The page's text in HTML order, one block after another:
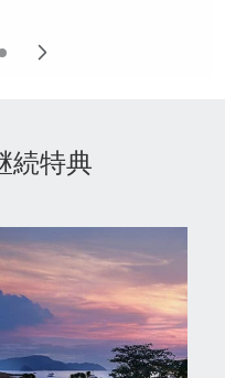
続特典